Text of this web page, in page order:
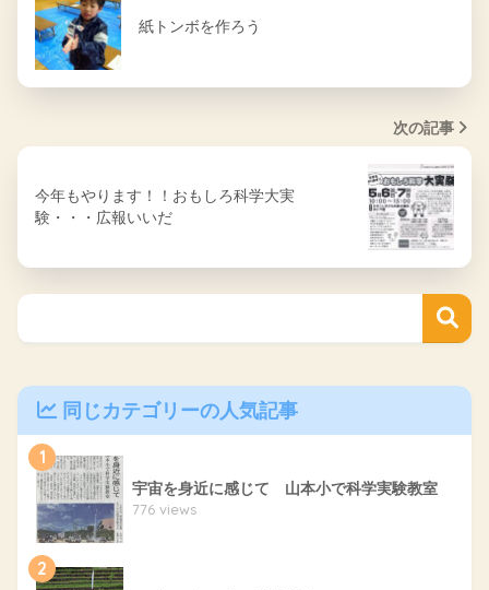
紙トンボを作ろう
次の記事
今年もやります！！おもしろ科学大実
験・・・広報いいだ
同じカテゴリーの人気記事
1
宇宙を身近に感じて 山本小で科学実験教室
776 views
2